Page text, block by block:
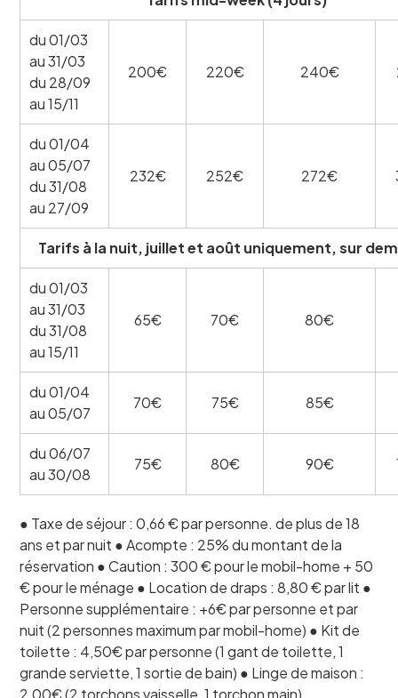
du 01/03
au 31/03
du 28/09
au 15/11
200€ 220€ 240€
du 01/04
au 05/07
du 31/08
au 27/09
232€ 252€ 272€
Tarifs à la nuit, juillet et août uniquement, sur
du 01/03
au 31/03
du 31/08
au 15/11
65€ 70€ 80€
du 01/04
au 05/07
70€ 75€ 85€
du 06/07
au 30/08
75€ 80€ 90€
● Taxe de séjour : 0,66 € par personne. de plus de 18
ans et par nuit ● Acompte : 25% du montant de la
réservation ● Caution : 300 € pour le mobil-home + 50
€ pour le ménage ● Location de draps : 8,80 € par lit ●
Personne supplémentaire : +6€ par personne et par
nuit (2 personnes maximum par mobil-home) ● Kit de
toilette : 4,50€ par personne (1 gant de toilette, 1
grande serviette, 1 sortie de bain) ● Linge de maison :
2,00€ (2 torchons vaisselle, 1 torchon main)